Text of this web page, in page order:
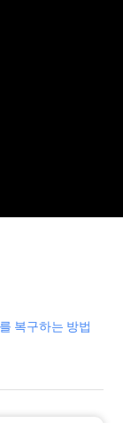
복구하는 방법